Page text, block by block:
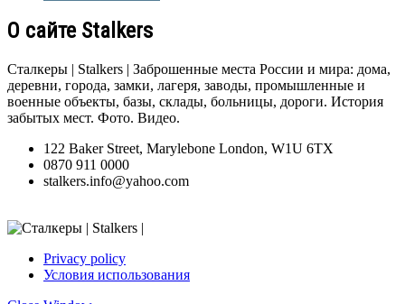
О сайте Stalkers
Сталкеры | Stalkers | Заброшенные места России и мира: дома,
деревни, города, замки, лагеря, заводы, промышленные и
военные объекты, базы, склады, больницы, дороги. История
забытых мест. Фото. Видео.
122 Baker Street, Marylebone London, W1U 6TX
0870 911 0000
stalkers.info@yahoo.com
Privacy policy
Условия использования